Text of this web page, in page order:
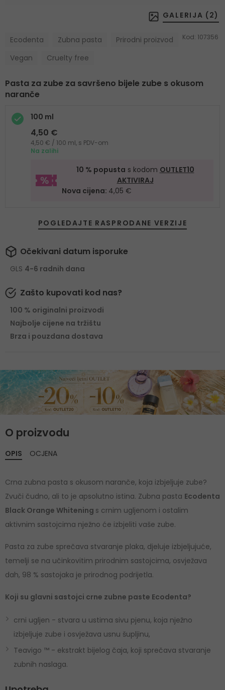
GALERIJA ( 2)
Ecodenta Zubna pasta
Prirodni proizvod
Vegan
Cruelty free
Kod: 107356
Pasta za zube za savršeno bijele zube s okusom
naranče
100 ml
4,50 €
4,50 € / 100 ml, s PDV-om
Na zalihi
10 % popusta s kodom OUTLET10
AKTIVIRAJ
Nova cijena: 4,05 €
POGLEDAJTE RASPRODANE VERZIJE
Očekivani datum isporuke
GLS 4-6 radnih dana
Zašto kupovati kod nas?
100 % originalni proizvodi
Najbolje cijene na tržištu
Brza i pouzdana dostava
O proizvodu
OPIS
Crna zubna pasta s okusom naranče, koja izbjeljuje zube?
Zvuči čudno, ali to je apsolutno istina. Zubna pasta Ecodenta
Black Orange Whitening s crnim ugljenom i ostalim
aktivnim sastojcima nježno će izbjeliti vaše zube.
Pasta za zube sprečava stvaranje plaka, djeluje izbjeljujuće,
temelji se na učinkovitim prirodnim sastojcima, osvježava
dah, 98 % sastojaka je prirodnog podrijetla.
Koji su glavni sastojci crne zubne paste Ecodenta?
crni ugljen - stvara u ustima sivu pjenu, koja nježno
izbjeljuje zube i osvježava usnu šupljinu,
Teavigo ™ - ekstrakt bijelog čaja, koji sprečava stvaranje
zubnih naslaga.
OCJENA